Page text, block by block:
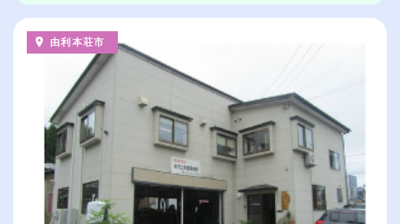
由利本荘市